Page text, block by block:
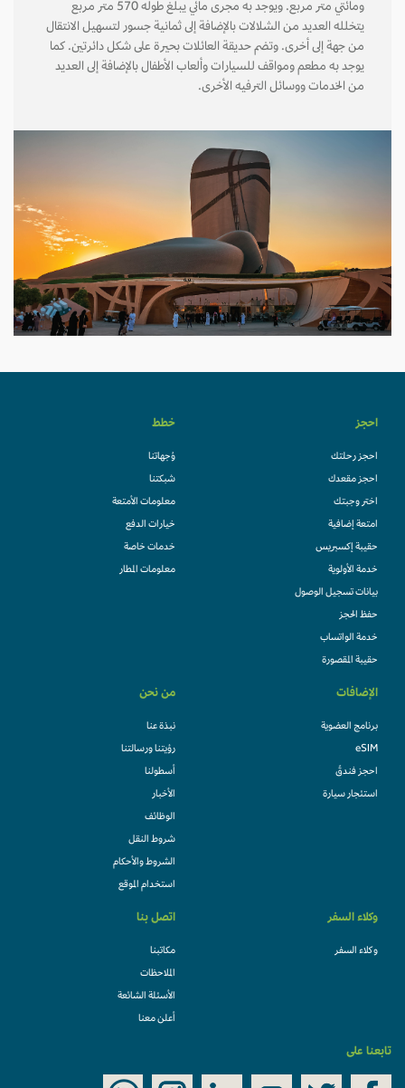
ومائتي متر مربع. ويوجد به مجرى مائي يبلغ طوله 570 متر مربع
يتخلله العديد من الشلالات بالإضافة إلى ثمانية جسور لتسهيل الانتقال
من جهة إلى أخرى. وتضم حديقة العائلات بحيرة على شكل دائرتين. كما
يوجد به مطعم ومواقف للسيارات وألعاب الأطفال بالإضافة إلى العديد
من الخدمات ووسائل الترفيه الأخرى.
احجز
احجز رحلتك
احجز مقعدك
اختر وجبتك
امتعة إضافية
حقيبة إكسبريس
خدمة الأولوية
بيانات تسجيل الوصول
حفظ الحجز
خدمة الواتساب
حقيبة المقصورة
خطط
وُجهاتنا
شبكتنا
معلومات الأمتعة
خيارات الدفع
خدمات خاصة
معلومات المطار
الإضافات
برنامج العضوية
eSIM
احجز فندقً
استئجار سيارة
من نحن
نبذة عنا
رؤيتنا ورسالتنا
أسطولنا
الأخبار
الوظائف
شروط النقل
الشروط والأحكام
استخدام الموقع
وكلاء السفر
وكلاء السفر
اتصل بنا
مكاتبنا
الملاحظات
الأسئلة الشائعة
أعلن معنا
تابعنا على